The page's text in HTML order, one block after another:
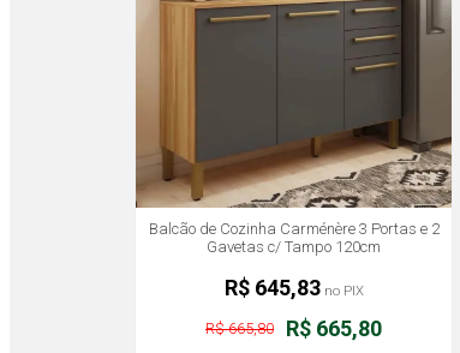
Balcão de Cozinha Carménère 3 Portas e 2
Gavetas c/ Tampo 120cm
R$ 665,80
R$ 665,80
R$ 645,83no PIX